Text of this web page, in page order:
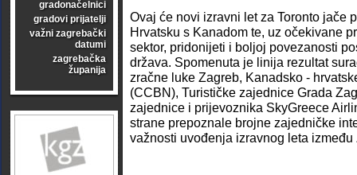
gradonačelnici
gradovi prijatelji
važni zagrebački
datumi
zagrebačka
županija
Ovaj će novi izravni let za Toronto jače
Hrvatsku s Kanadom te, uz očekivane
sektor, pridonijeti i boljoj povezanosti
država. Spomenuta je linija rezultat
zračne luke Zagreb, Kanadsko -
(CCBN), Turističke zajednice Grada
zajednice i prijevoznika SkyGreece
strane prepoznale brojne zajedničke
važnosti uvođenja izravnog leta između